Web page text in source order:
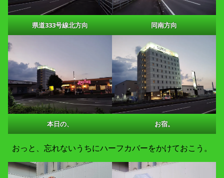
県道333号線北方向 同南方向
本日の、 お宿。
おっと、忘れないうちにハーフカバーをかけておこう。